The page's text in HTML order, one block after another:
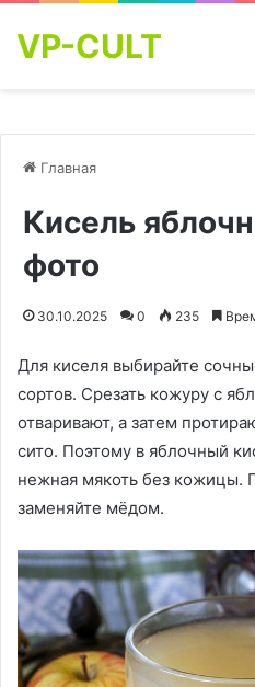
VP-CULT
Главная
Кисель
фото
30.10.2025 0 235
Для киселя выбирайте
сортов. Срезать кожуру с
отваривают, а затем
сито. Поэтому в яблочный
нежная мякоть без кожицы.
заменяйте мёдом.